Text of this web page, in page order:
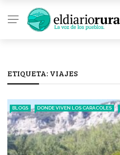
ETIQUETA: VIAJES
BLOGS DONDE VIVEN LOS CARACOLES